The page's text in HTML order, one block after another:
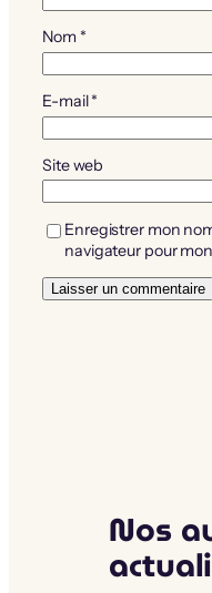
Nom *
E-mail*
Site web
Enregistrer mon
navigateur pour
Nos